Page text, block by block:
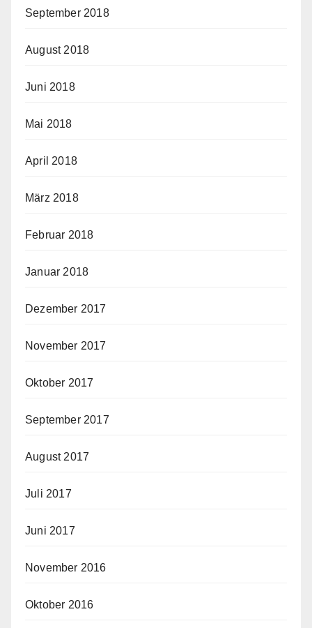
September 2018
August 2018
Juni 2018
Mai 2018
April 2018
März 2018
Februar 2018
Januar 2018
Dezember 2017
November 2017
Oktober 2017
September 2017
August 2017
Juli 2017
Juni 2017
November 2016
Oktober 2016